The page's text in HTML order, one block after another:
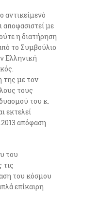
αντικείμενό
με
η διατήρηση
το Συμβούλιο
Ελληνική
της με τον
τους
του κ.
εκτελεί
απόφαση
του
τις
του κόσμου
επίκαιρη